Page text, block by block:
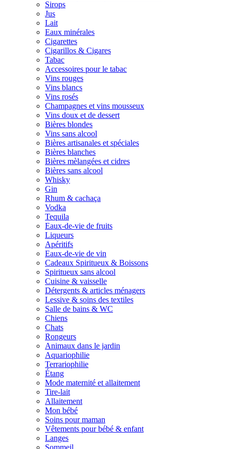
Sirops
Jus
Lait
Eaux minérales
Cigarettes
Cigarillos & Cigares
Tabac
Accessoires pour le tabac
Vins rouges
Vins blancs
Vins rosés
Champagnes et vins mousseux
Vins doux et de dessert
Bières blondes
Vins sans alcool
Bières artisanales et spéciales
Bières blanches
Bières mèlangées et cidres
Bières sans alcool
Whisky
Gin
Rhum & cachaça
Vodka
Tequila
Eaux-de-vie de fruits
Liqueurs
Apéritifs
Eaux-de-vie de vin
Cadeaux Spiritueux & Boissons
Spiritueux sans alcool
Cuisine & vaisselle
Détergents & articles ménagers
Lessive & soins des textiles
Salle de bains & WC
Chiens
Chats
Rongeurs
Animaux dans le jardin
Aquariophilie
Terrariophilie
Étang
Mode maternité et allaitement
Tire-lait
Allaitement
Mon bébé
Soins pour maman
Vêtements pour bébé & enfant
Langes
Sommeil